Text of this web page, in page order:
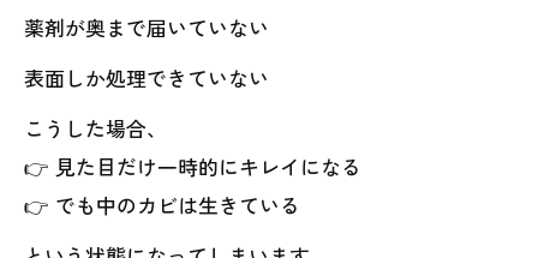
薬剤が奥まで届いていない
表面しか処理できていない
こうした場合、
👉 見た目だけ一時的にキレイになる
👉 でも中のカビは生きている